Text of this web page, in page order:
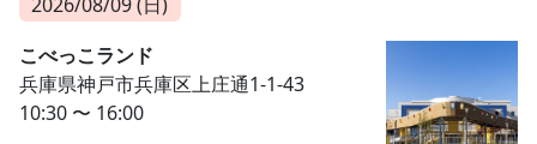
こべっこランド
兵庫県神戸市兵庫区上庄通1-1-43
10:30 〜 16:00